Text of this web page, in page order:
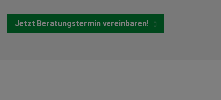
Jetzt Beratungstermin vereinbaren!